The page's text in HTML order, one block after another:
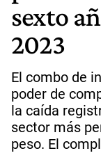
sexto
2023
El combo de
poder de
la caída
sector más
peso. El